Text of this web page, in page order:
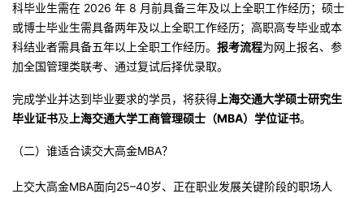
科毕业生需在 2026 年 8 月前具备三年及以上全职工作经历；硕士
或博士毕业生需具备两年及以上全职工作经历；高职高专毕业或本
科结业者需具备五年以上全职工作经历。 报考流程为网上报名、参
加全国管理类联考、通过复试后择优录取。
完成学业并达到毕业要求的学员，将获得 上海交通大学硕士研究生
毕业证书及 上海交通大学工商管理硕士（MBA）学位证书。
（二）谁适合读交大高金MBA？
上交大高金MBA面向25–40岁、正在职业发展关键阶段的职场人